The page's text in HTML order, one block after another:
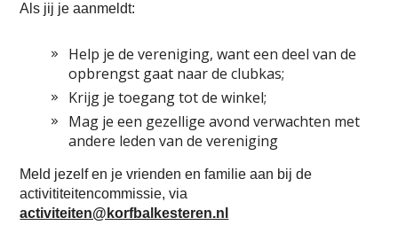
Als jij je aanmeldt:
Help je de vereniging, want een deel van de
opbrengst gaat naar de clubkas;
Krijg je toegang tot de winkel;
Mag je een gezellige avond verwachten met
andere leden van de vereniging
Meld jezelf en je vrienden en familie aan bij de
activititeitencommissie, via
activiteiten@korfbalkesteren.nl